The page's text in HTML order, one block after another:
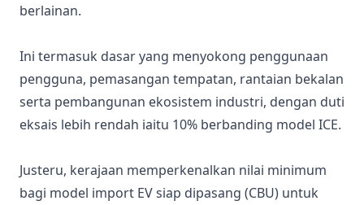
berlainan.
Ini termasuk dasar yang menyokong penggunaan
pengguna, pemasangan tempatan, rantaian bekalan
serta pembangunan ekosistem industri, dengan duti
eksais lebih rendah iaitu 10% berbanding model ICE.
Justeru, kerajaan memperkenalkan nilai minimum
bagi model import EV siap dipasang (CBU) untuk